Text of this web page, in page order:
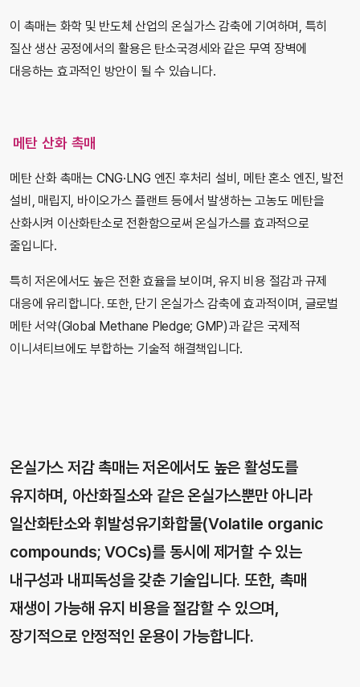
이 촉매는 화학 및 반도체 산업의 온실가스 감축에 기여하며, 특히
질산 생산 공정에서의 활용은 탄소국경세와 같은 무역 장벽에
대응하는 효과적인 방안이 될 수 있습니다.
메탄 산화 촉매
메탄 산화 촉매는 CNG·LNG 엔진 후처리 설비, 메탄 혼소 엔진, 발전
설비, 매립지, 바이오가스 플랜트 등에서 발생하는 고농도 메탄을
산화시켜 이산화탄소로 전환함으로써 온실가스를 효과적으로
줄입니다.
특히 저온에서도 높은 전환 효율을 보이며, 유지 비용 절감과 규제
대응에 유리합니다. 또한, 단기 온실가스 감축에 효과적이며, 글로벌
메탄 서약(Global Methane Pledge; GMP)과 같은 국제적
이니셔티브에도 부합하는 기술적 해결책입니다.
온실가스 저감 촉매는 저온에서도 높은 활성도를
유지하며, 아산화질소와 같은 온실가스뿐만 아니라
일산화탄소와 휘발성유기화합물(Volatile organic
compounds; VOCs)를 동시에 제거할 수 있는
내구성과 내피독성을 갖춘 기술입니다. 또한, 촉매
재생이 가능해 유지 비용을 절감할 수 있으며,
장기적으로 안정적인 운용이 가능합니다.